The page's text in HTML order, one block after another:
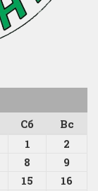
Сб
Вс
1
2
8
9
15
16